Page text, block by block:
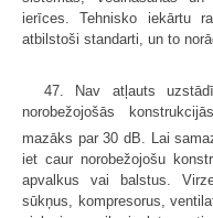
ierīces. Tehnisko iekārtu
atbilstoši standarti, un to
47. Nav atļauts
norobežojošās
mazāks par 30 dB. Lai
iet caur norobežojošu
apvalkus vai balstus.
sūkņus, kompresorus,